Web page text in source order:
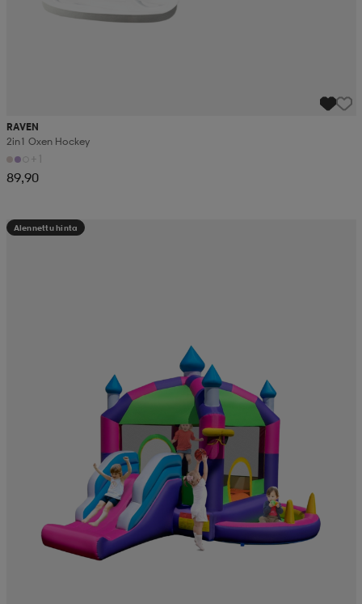
RAVEN
2in1 Oxen Hockey
+1
89,90
Alennettu hinta